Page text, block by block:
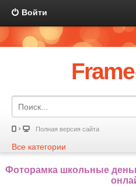
Войти
Полная версия сайта
Все категории
Фоторамка школьные